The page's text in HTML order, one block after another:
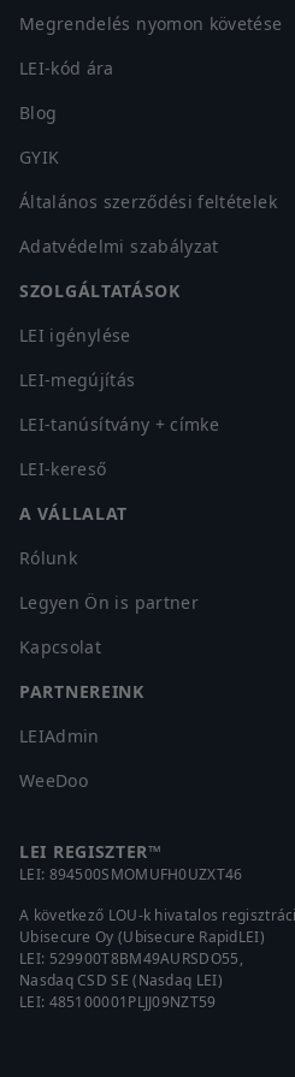
Megrendelés nyomon követése
LEI-kód ára
Blog
GYIK
Általános szerződési feltételek
Adatvédelmi szabályzat
SZOLGÁLTATÁSOK
LEI igénylése
LEI-megújítás
LEI-tanúsítvány + címke
LEI-kereső
A VÁLLALAT
Rólunk
Legyen Ön is partner
Kapcsolat
PARTNEREINK
LEIAdmin
WeeDoo
LEI REGISZTER™
LEI: 894500SMOMUFH0UZXT46
A következő LOU-k hivatalos
Ubisecure Oy (Ubisecure RapidLEI)
LEI: 529900T8BM49AURSDO55,
Nasdaq CSD SE (Nasdaq LEI)
LEI: 485100001PLJJ09NZT59